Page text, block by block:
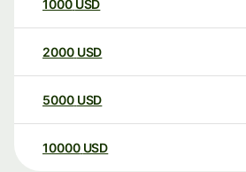
1000 USD
2000 USD
5000 USD
10000 USD